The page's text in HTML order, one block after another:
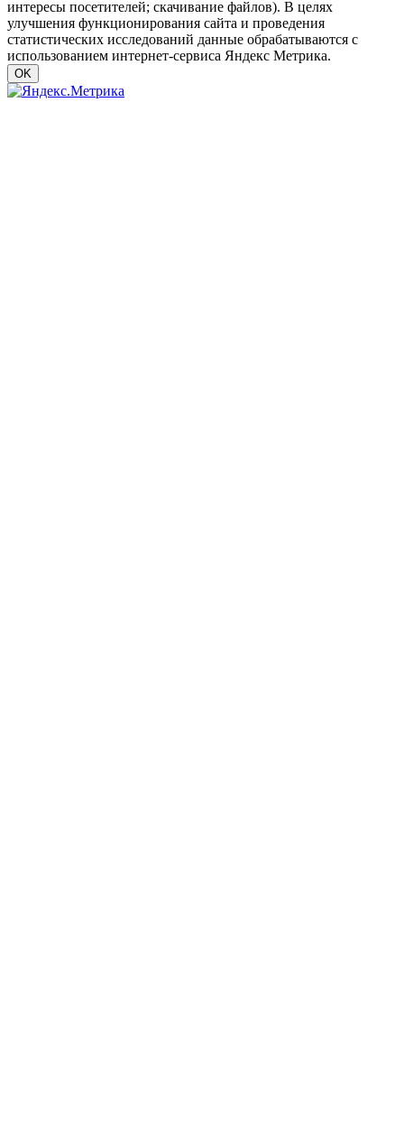
интересы посетителей; скачивание файлов). В целях
улучшения функционирования сайта и проведения
статистических исследований данные обрабатываются с
использованием интернет-сервиса Яндекс Метрика.
OK